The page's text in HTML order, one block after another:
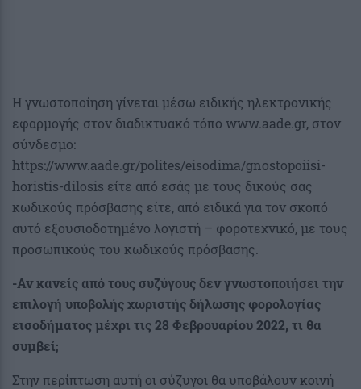
Η γνωστοποίηση γίνεται μέσω ειδικής ηλεκτρονικής
εφαρμογής στον διαδικτυακό τόπο www.aade.gr, στον
σύνδεσμο:
https://www.aade.gr/polites/eisodima/gnostopoiisi-
horistis-dilosis είτε από εσάς με τους δικούς σας
κωδικούς πρόσβασης είτε, από ειδικά για τον σκοπό
αυτό εξουσιοδοτημένο λογιστή – φοροτεχνικό, με τους
προσωπικούς του κωδικούς πρόσβασης.
-Αν κανείς από τους συζύγους δεν γνωστοποιήσει την
επιλογή υποβολής χωριστής δήλωσης φορολογίας
εισοδήματος μέχρι τις 28 Φεβρουαρίου 2022, τι θα
συμβεί;
Στην περίπτωση αυτή οι σύζυγοι θα υποβάλουν κοινή